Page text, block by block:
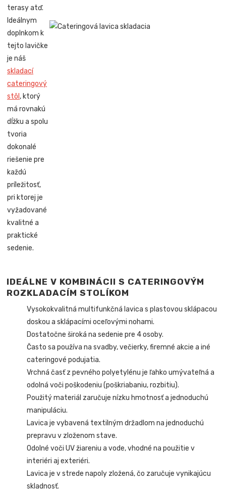
terasy atď.
Ideálnym
doplnkom k
tejto lavičke
je náš
skladací
cateringový
stôl , ktorý
má rovnakú
dĺžku a spolu
tvoria
dokonalé
riešenie pre
každú
príležitosť,
pri ktorej je
vyžadované
kvalitné a
praktické
sedenie.
IDEÁLNE V KOMBINÁCII S CATERINGOVÝM
ROZKLADACÍM STOLÍKOM
Vysokokvalitná multifunkčná lavica s plastovou sklápacou
doskou a sklápacími oceľovými nohami.
Dostatočne široká na sedenie pre 4 osoby.
Často sa používa na svadby, večierky, firemné akcie a iné
cateringové podujatia.
Vrchná časť z pevného polyetylénu je ľahko umývateľná a
odolná voči poškodeniu (poškriabaniu, rozbitiu).
Použitý materiál zaručuje nízku hmotnosť a jednoduchú
manipuláciu.
Lavica je vybavená textilným držadlom na jednoduchú
prepravu v zloženom stave.
Odolné voči UV žiareniu a vode, vhodné na použitie v
interiéri aj exteriéri.
Lavica je v strede napoly zložená, čo zaručuje vynikajúcu
skladnosť.